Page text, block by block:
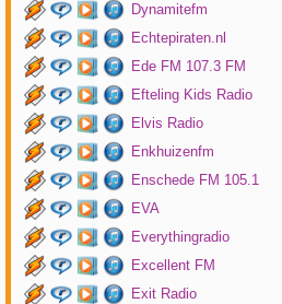
Dynamitefm
Echtepiraten.nl
Ede FM 107.3 FM
Efteling Kids Radio
Elvis Radio
Enkhuizenfm
Enschede FM 105.1
EVA
Everythingradio
Excellent FM
Exit Radio